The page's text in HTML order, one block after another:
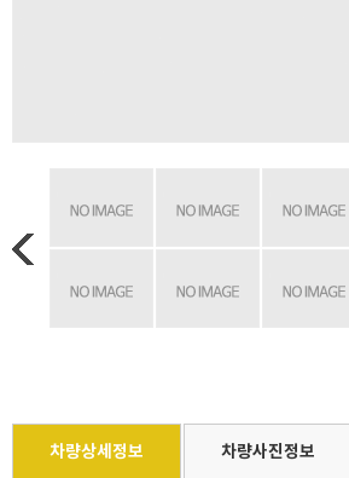
차량상세정보 차량사진정보